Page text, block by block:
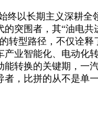
终以长期主义深耕全
的突围者，其“油电共
转型路径，不仅诠释
产业智能化、电动化
能转换的关键期，一
者，比拼的从不是单